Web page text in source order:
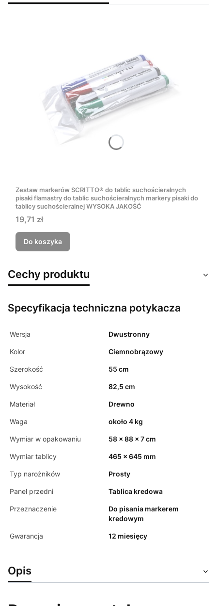
Zestaw markerów SCRITTO® do tablic suchościeralnych
pisaki flamastry do tablic suchościeralnych markery pisaki do
tablicy suchościeralnej WYSOKA JAKOŚĆ
Cena
19,71 zł
Do koszyka
Cechy produktu
Specyfikacja techniczna potykacza
Wersja Dwustronny
Kolor Ciemnobrązowy
Szerokość 55 cm
Wysokość 82,5 cm
Materiał Drewno
Waga około 4 kg
Wymiar w opakowaniu 58 x 88 x 7 cm
Wymiar tablicy 465 x 645 mm
Typ narożników Prosty
Panel przedni Tablica kredowa
Przeznaczenie
Do pisania markerem
kredowym
Gwarancja 12 miesięcy
Opis